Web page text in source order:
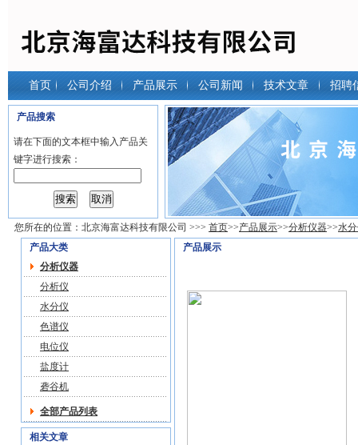
首页 公司介绍 产品展示 公司新闻 技术文章 招聘
产品搜索
请在下面的文本框中输入产品关
键字进行搜索：
您所在的位置： 北京海富达科技有限公司 >>> 首页>>产品展示>>分析仪器>>水
产品大类
分析仪器
分析仪
水分仪
色谱仪
电位仪
盐度计
砻谷机
全部产品列表
相关文章
产品展示